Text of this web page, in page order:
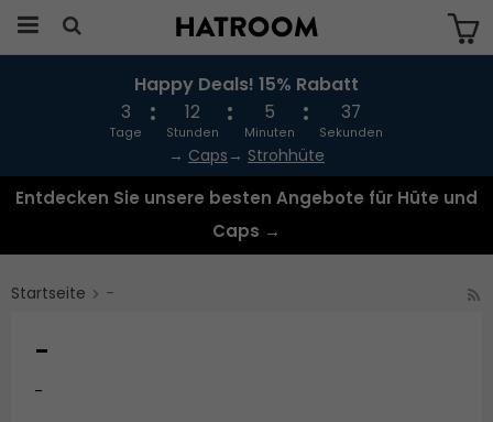
Das Produkt wurde in Ihren Warenkorb
gelegt
Happy Deals! 15% Rabatt
3
Tage
12
Stunden
5
Minuten
36
Sekunden
→ Caps → Strohhüte
Entdecken Sie unsere besten Angebote für Hüte und
Caps →
Startseite -
-
-